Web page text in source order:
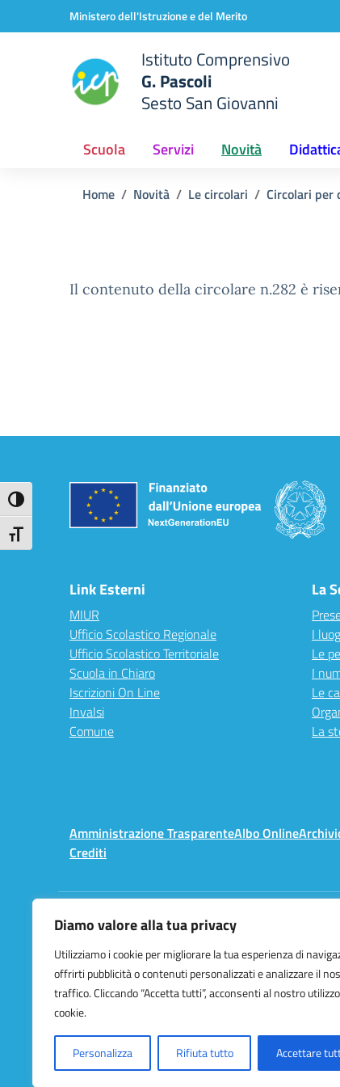
Diamo valore alla tua privacy
Utilizziamo i cookie per migliorare la tua esperienza di
offrirti pubblicità o contenuti personalizzati e analizzare il
traffico. Cliccando “Accetta tutti”, acconsenti al nostro
cookie.
Personalizza Rifiuta tutto Accettare
Attiva/disattiva alto contrasto
Attiva/disattiva dimensione testo
Vai ai contenuti
Vai al menu di navigazioneMinistero dell'Istruzione e del Merito
Istituto Comprensivo
G. Pascoli
Sesto San Giovanni
Scuola Servizi Novità
Home Novità Le circolari Circolari per
Il contenuto della circolare n.282 è
Link Esterni
MIUR
Ufficio Scolastico Regionale
Ufficio Scolastico Territoriale
Scuola in Chiaro
Iscrizioni On Line
Invalsi
Comune
La
I
Le
I
Le
La
Amministrazione TrasparenteAlbo Online
Crediti